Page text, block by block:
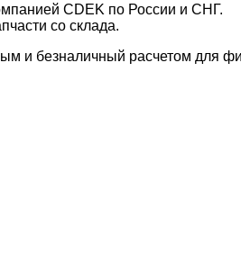
CDEK по России и СНГ.
со склада.
и безналичный расчетом для